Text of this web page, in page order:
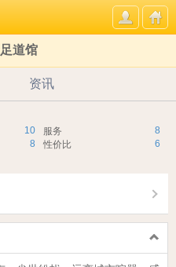
道馆
资讯
10 8
服务
8
6
性价比